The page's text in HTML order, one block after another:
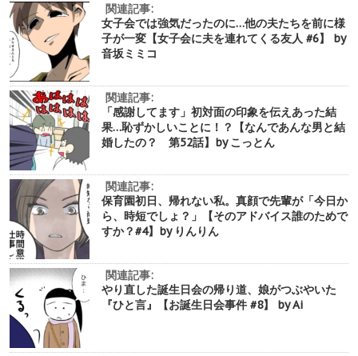
関連記事:
女子会では強気だったのに…他の夫たちを前に様
子が一変【女子会に夫を連れてくる友人 #6】 by
音坂ミミコ
関連記事:
「感謝してます」初対面の印象を伝えあった結
果…恥ずかしいことに！？【なんであんな男と結
婚したの？ 第52話】by こっとん
関連記事:
保育園初日、帰れない私。真顔で先輩が「今日か
ら、時短でしょ？」【そのアドバイス誰のためで
すか？#4】by りんりん
関連記事:
やり直した誕生日会の帰り道、娘がつぶやいた
『ひと言』【お誕生日会事件 #8】 by Ai